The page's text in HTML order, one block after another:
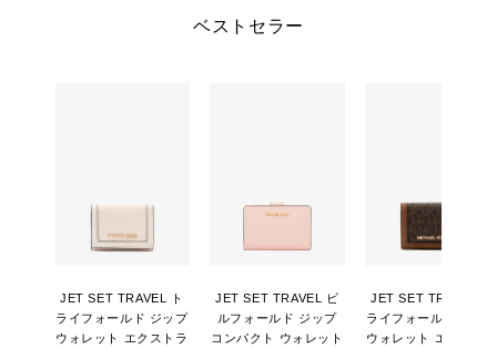
ベストセラー
JET SET TRAVEL ト
ライフォールド ジップ
ウォレット エクストラ
JET SET TRAVEL ビ
ルフォールド ジップ
コンパクト ウォレット
JET SET TRAVEL ト
ライフォールド ジッ
ウォレット エクスト